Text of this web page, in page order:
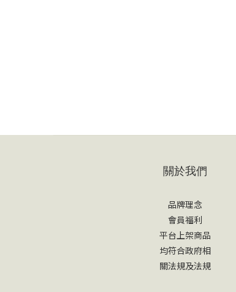
關於我們
品牌理念
會員福利
平台上架商品
均符合政府相
關法規及法規